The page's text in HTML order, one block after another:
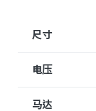
尺寸
电压
马达